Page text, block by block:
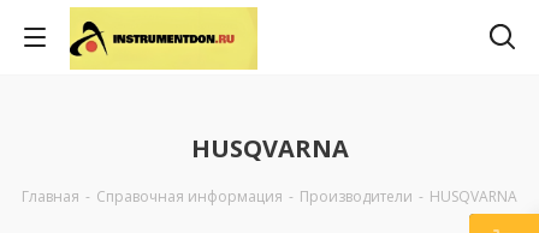
HUSQVARNA
Главная - Справочная информация - Производители - HUSQVARNA